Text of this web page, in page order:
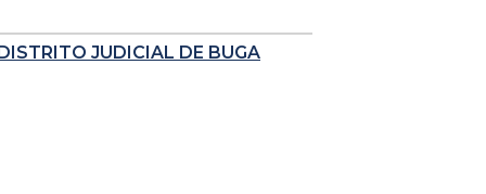
JUDICIAL DE BUGA